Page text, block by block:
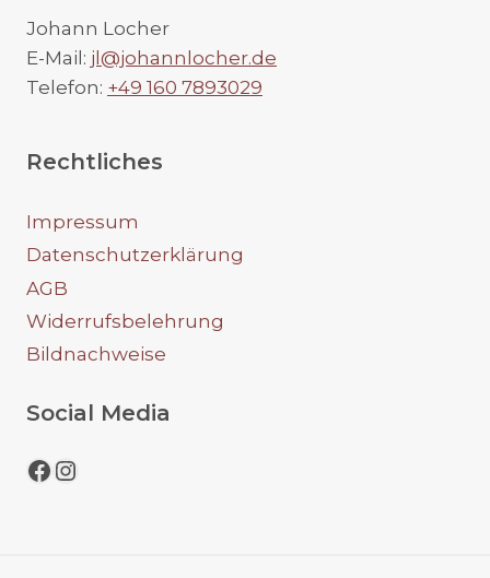
Optionen
können
auf
Produktseite
Johann Locher
E-Mail: jl@johannlocher.de
Telefon: +49 160 7893029
Rechtliches
Impressum
Datenschutzerklärung
AGB
Widerrufsbelehrung
Bildnachweise
Social Media
Facebook
Instagram